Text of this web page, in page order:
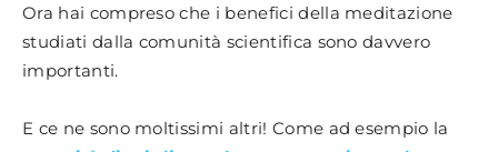
Ora hai compreso che i benefici della meditazione
studiati dalla comunità scientifica sono davvero
importanti.
E ce ne sono moltissimi altri! Come ad esempio la